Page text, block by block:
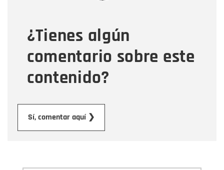
¿Tienes algún
comentario sobre este
contenido?
Sí, comentar aquí ❯
Mensaje